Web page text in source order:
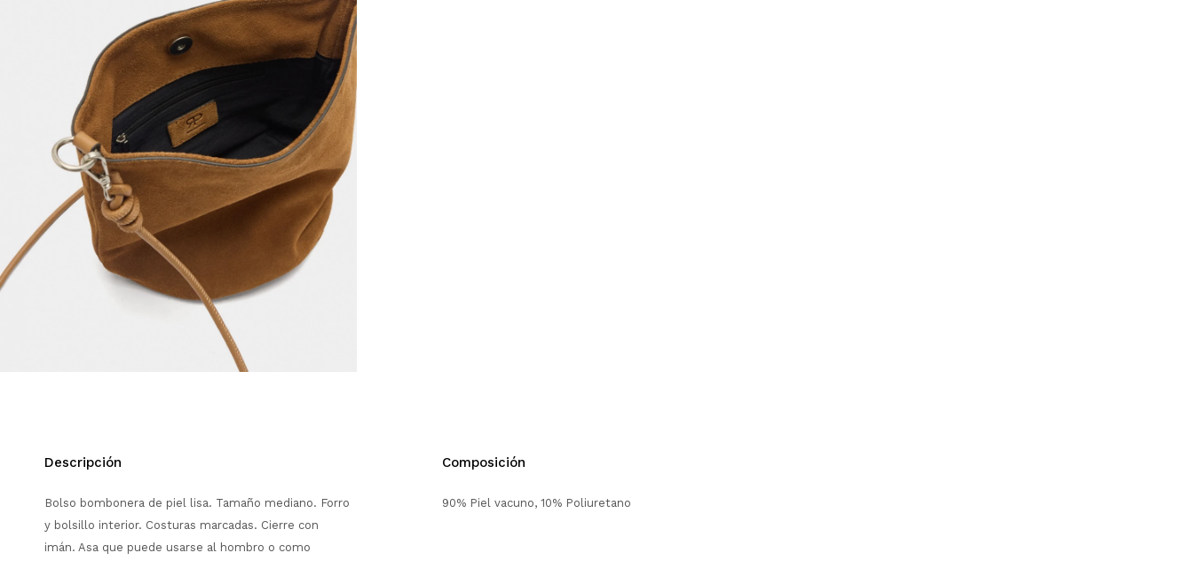
Descripción
Bolso bombonera de piel lisa. Tamaño mediano. Forro
y bolsillo interior. Costuras marcadas. Cierre con
imán. Asa que puede usarse al hombro o como
Composición
90% Piel vacuno, 10% Poliuretano